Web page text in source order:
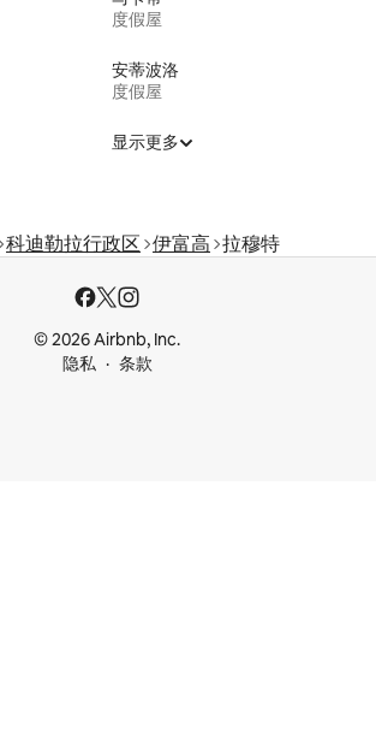
度假屋
安蒂波洛
度假屋
显示更多
科迪勒拉行政区 伊富高 拉穆特
© 2026 Airbnb, Inc.
隐私
条款